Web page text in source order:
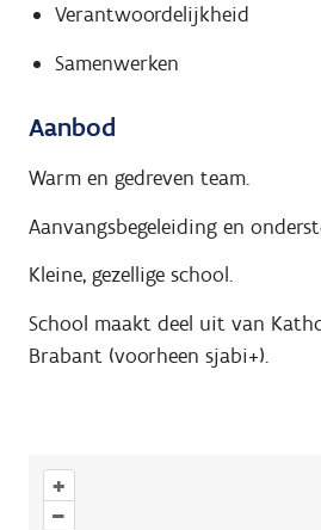
Verantwoordelijkheid
Samenwerken
Aanbod
Warm en gedreven team.
Aanvangsbegeleiding en
Kleine, gezellige school.
School maakt deel uit van
Brabant (voorheen sjabi+).
+
–